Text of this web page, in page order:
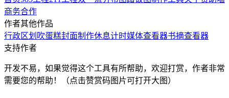
商务合作
作者其他作品
行政区划 吹蛋糕封面制作休息计时媒体查看器书摘查看器
支持作者
开发不易，如果觉得这个工具有所帮助，欢迎打赏，作者非常
需要您的帮助！（点击赞赏码图片可打开大图）